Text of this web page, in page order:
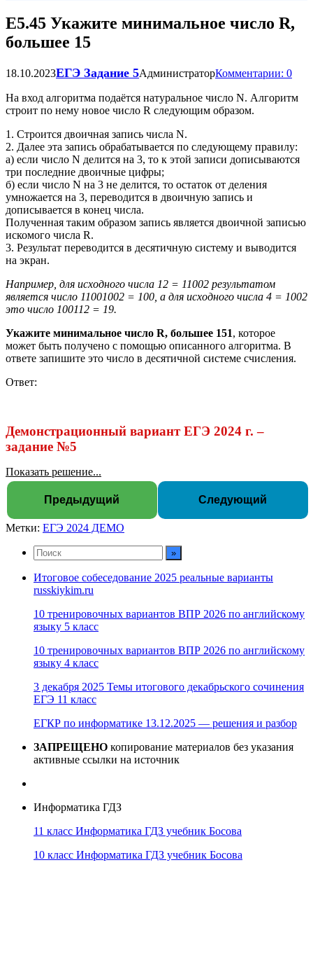
Е5.45 Укажите минимальное число R,
большее 15
18.10.2023ЕГЭ Задание 5АдминистраторКомментарии: 0
На вход алгоритма подаётся натуральное число N. Алгоритм
строит по нему новое число R следующим образом.
1. Строится двоичная запись числа N.
2. Далее эта запись обрабатывается по следующему правилу:
а) если число N делится на 3, то к этой записи дописываются
три последние двоичные цифры;
б) если число N на 3 не делится, то остаток от деления
умножается на 3, переводится в двоичную запись и
дописывается в конец числа.
Полученная таким образом запись является двоичной записью
искомого числа R.
3. Результат переводится в десятичную систему и выводится
на экран.
Например, для исходного числа 12 = 11002 результатом
является число 11001002 = 100, а для исходного числа 4 = 1002
это число 100112 = 19.
Укажите минимальное число R, большее 151, которое
может быть получено с помощью описанного алгоритма. В
ответе запишите это число в десятичной системе счисления.
Ответ:
Демонстрационный вариант ЕГЭ 2024 г. –
задание №5
Показать решение...
Предыдущий Следующий
Метки: ЕГЭ 2024 ДЕМО
Итоговое собеседование 2025 реальные варианты
russkiykim.ru
10 тренировочных вариантов ВПР 2026 по английскому
языку 5 класс
10 тренировочных вариантов ВПР 2026 по английскому
языку 4 класс
3 декабря 2025 Темы итогового декабрьского сочинения
ЕГЭ 11 класс
ЕГКР по информатике 13.12.2025 — решения и разбор
ЗАПРЕЩЕНО копирование материалов без указания
активные ссылки на источник
Информатика ГДЗ
11 класс Информатика ГДЗ учебник Босова
10 класс Информатика ГДЗ учебник Босова